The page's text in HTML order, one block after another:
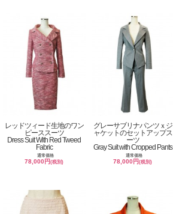
レッドツィード生地のワン
ピーススーツ
Dress Suit With Red Tweed
Fabric
通常価格
78,000円(税別)
グレーサブリナパンツｘジ
ャケットのセットアップス
ーツ
Gray Suit with Cropped Pants
通常価格
78,000円(税別)